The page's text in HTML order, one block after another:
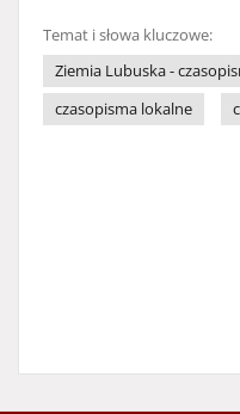
Temat i słowa kluczowe:
Ziemia Lubuska -
czasopisma lokalne